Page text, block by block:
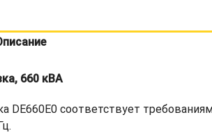
660 кВА
DE660E0 соответствует